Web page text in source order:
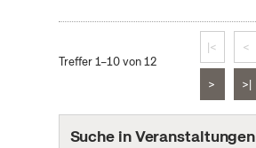
Treffer 1–10 von 12
|< <
> >|
Suche in Veranstaltungen